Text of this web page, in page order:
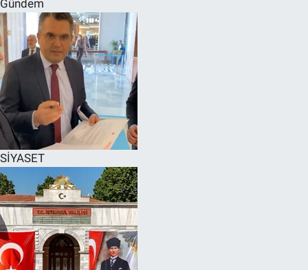
Gündem
SİYASET
SPOR
RESMİ İLANLAR